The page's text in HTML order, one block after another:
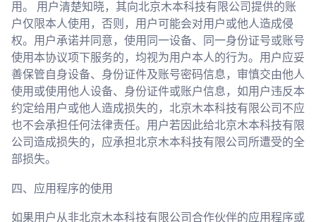
用。 用户清楚知晓，其向北京木本科技有限公司提供的账
户仅限本人使用，否则，用户可能会对用户或他人造成侵
权。用户承诺并同意，使用同一设备、同一身份证号或账号
使用本协议项下服务的，均视为用户本人的行为。用户应妥
善保管自身设备、身份证件及账号密码信息，审慎交由他人
使用或使用他人设备、身份证件或账户信息，如用户违反本
约定给用户或他人造成损失的，北京木本科技有限公司不应
也不会承担任何法律责任。用户若因此给北京木本科技有限
公司造成损失的，应承担北京木本科技有限公司所遭受的全
部损失。
四、应用程序的使用
如果用户从非北京木本科技有限公司合作伙伴的应用程序或